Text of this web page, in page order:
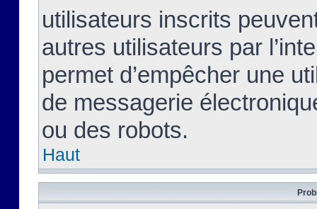
utilisateurs inscrits
autres utilisateurs par
permet d’empêcher une
de messagerie
ou des robots.
Haut